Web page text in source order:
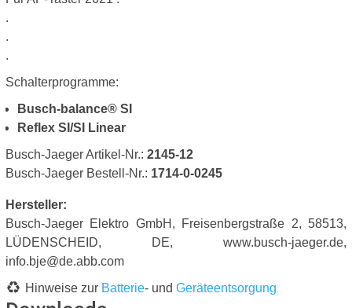
.
.
.
Schalterprogramme:
Busch-balance® SI
Reflex SI/SI Linear
Busch-Jaeger Artikel-Nr.: 2145-12
Busch-Jaeger Bestell-Nr.: 1714-0-0245
Hersteller:
Busch-Jaeger Elektro GmbH, Freisenbergstraße 2, 58513,
LÜDENSCHEID, DE, www.busch-jaeger.de,
info.bje@de.abb.com
Hinweise zur Batterie- und Geräteentsorgung